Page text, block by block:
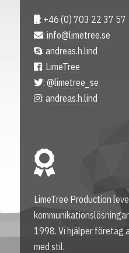
: +46 (0) 703 22 37 57
: info@limetree.se
: andreas.h.lind
: LimeTree
: @limetree_se
: andreas.h.lind
LimeTree Production
1998. Vi hjälper företag
med stil.